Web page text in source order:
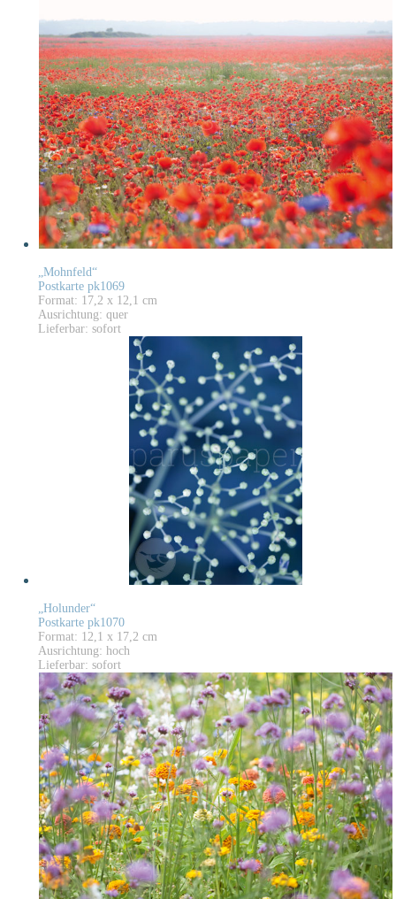
„Mohnfeld“
Postkarte pk1069
Format: 17,2 x 12,1 cm
Ausrichtung: quer
Lieferbar: sofort
„Holunder“
Postkarte pk1070
Format: 12,1 x 17,2 cm
Ausrichtung: hoch
Lieferbar: sofort